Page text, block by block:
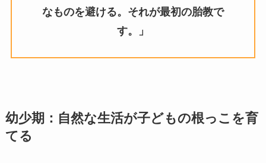
なものを避ける。それが最初の胎教で
す。」
幼少期：自然な生活が子どもの根っこを育
てる